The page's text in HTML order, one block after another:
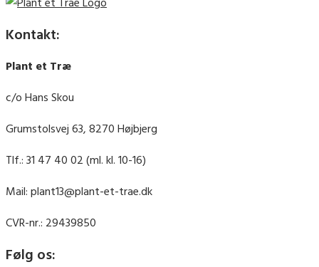
Kontakt:
Plant et Træ
c/o Hans Skou
Grumstolsvej 63, 8270 Højbjerg
Tlf.: 31 47 40 02 (ml. kl. 10-16)
Mail: plant13@plant-et-trae.dk
CVR-nr.: 29439850
Følg os: